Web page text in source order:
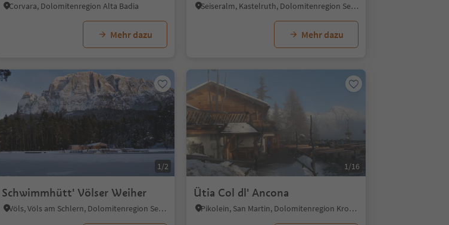
Corvara, Dolomitenregion Alta Badia
Mehr dazu
Seiseralm, Kastelruth, Dolomitenregion Seiser Alm
Mehr dazu
1/2
Schwimmhütt' Völser Weiher
Völs, Völs am Schlern, Dolomitenregion Seiser Alm
1/16
Ütia Col dl' Ancona
Pikolein, San Martin, Dolomitenregion Kronplatz